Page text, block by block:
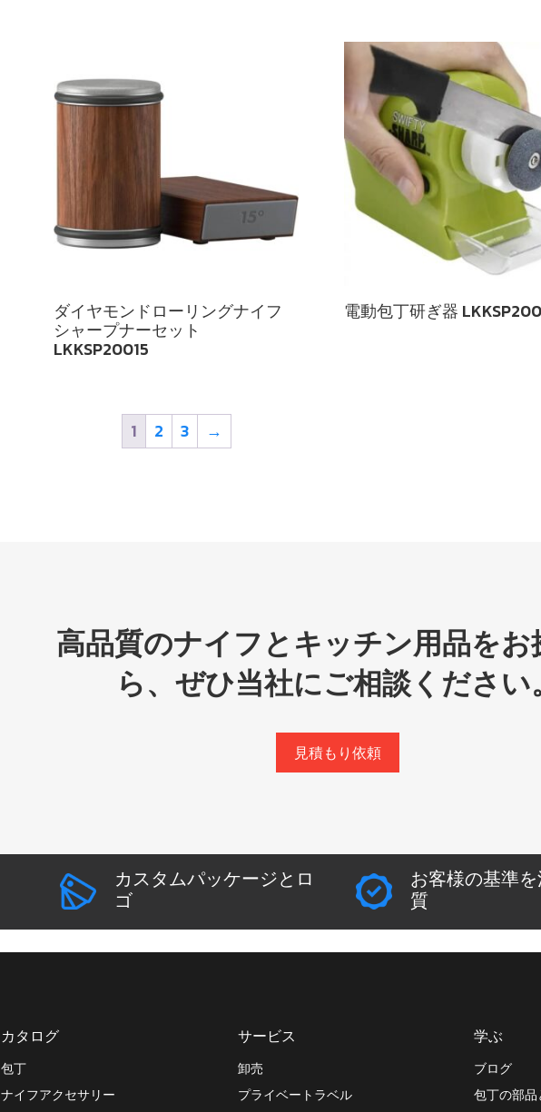
ダイヤモンドローリングナイフ
シャープナーセット
LKKSP20015
電動包丁研ぎ器
1 2 3 →
高品質のナイフとキッチン用品をお
ら、ぜひ当社にご相談ください
見積もり依頼
カスタムパッケージとロ
ゴ
お客様の基準
質
カタログ
包丁
ナイフアクセサリー
サービス
卸売
プライベートラベル
学ぶ
ブログ
包丁の部